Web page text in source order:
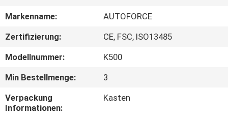
UNS
FABRIK-
AUSFLUG
QUALITÄTSKONTROLLE
Markenname:
AUTOFORCE
Zertifizierung:
CE, FSC, ISO13485
Modellnummer:
K500
Min Bestellmenge:
3
Verpackung
Informationen:
Kasten